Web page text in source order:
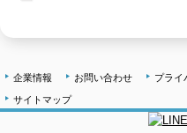
企業情報 お問い合わせ プライ
サイトマップ